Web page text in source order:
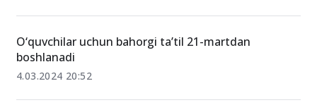
O‘quvchilar uchun bahorgi ta’til 21-martdan
boshlanadi
4.03.2024 20:52